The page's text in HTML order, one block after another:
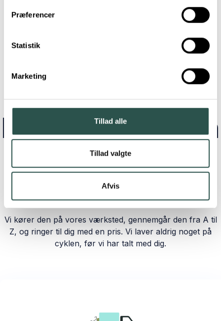
Præferencer
Statistik
Marketing
Tillad alle
Tillad valgte
Afvis
Lad os hente din
Jægersborg på
din adresse
Vi kører den på vores værksted, gennemgår den fra A til
Z, og ringer til dig med en pris. Vi laver aldrig noget på
cyklen, før vi har talt med dig.